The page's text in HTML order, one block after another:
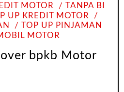
MOTOR
TANPA BI
UP KREDIT MOTOR
TOP UP PINJAMAN
MOTOR
over bpkb Motor